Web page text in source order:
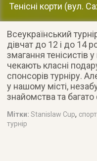
Тенісні корти (вул.
Всеукраїнський
дівчат до 12 і до 14
змагання тенісистів
чекають класні
спонсорів турніру.
у нашому місті,
знайомства та
Мітки:Stanislaw Cup,
турнір